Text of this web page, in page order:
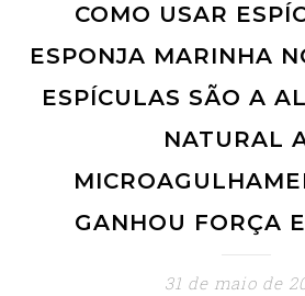
COMO USAR
ESPONJA MARINHA
ESPÍCULAS SÃO A
NATURAL
GANHOU FORÇA
31 de maio de